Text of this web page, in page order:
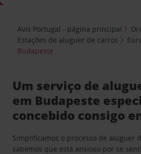
Avis Portugal - página principal
Estações de aluguer de carros
Budapeste
Um serviço de
em Budapeste
concebido consigo
Simplificamos o processo de aluguer
sabemos que está ansioso por se